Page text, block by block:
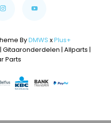
ByDMWS xPlus+
Gitaaronderdelen | Allparts |
Parts